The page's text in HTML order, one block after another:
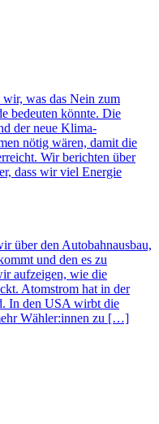
was das Nein zum
bedeuten könnte. Die
der neue Klima-
nötig wären, damit die
Wir berichten über
dass wir viel Energie
über den Autobahnausbau,
und den es zu
aufzeigen, wie die
Atomstrom hat in der
In den USA wirbt die
Wähler:innen zu […]